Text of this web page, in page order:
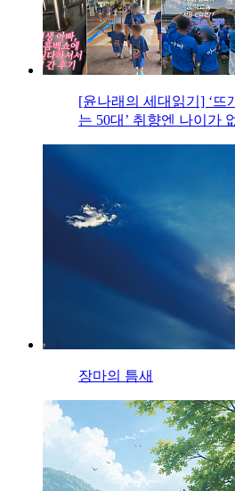
[윤나래의 세대읽기] ‘뜨
는 50대’ 취향엔 나이가
장마의 틈새